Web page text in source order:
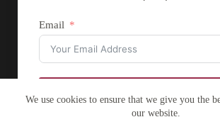
Email
We use cookies to ensure that we give you the
our website.
Τηλέφωνο:
+30 2385 503290
Email: